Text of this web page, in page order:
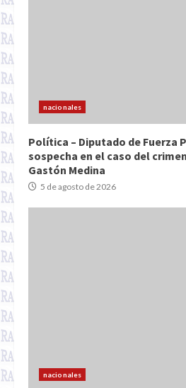
nacionales
Política – Diputado de Fuerza
sospecha en el caso del
Gastón Medina
5 de agosto de 2026
nacionales